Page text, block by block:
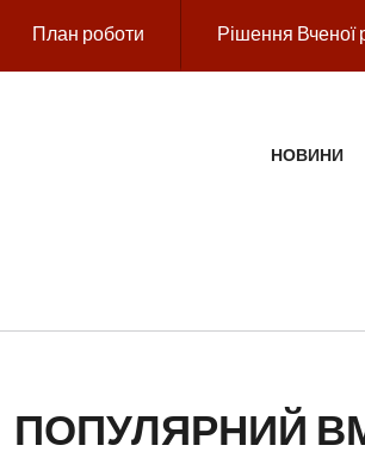
План роботи Рішення Вченої
ГОЛОВНЕ МЕНЮНОВИНИ
ПОПУЛЯРНИЙ